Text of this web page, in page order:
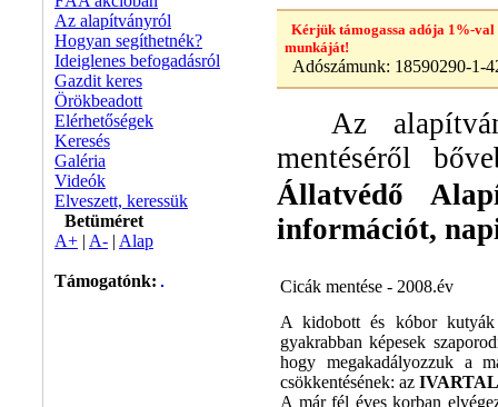
Az alapítványról
Hogyan segíthetnék?
Ideiglenes befogadásról
Gazdit keres
Örökbeadott
Elérhetőségek
Keresés
Galéria
Videók
Elveszett, keressük
Betüméret
A+ | A- | Alap
Támogatónk:
Kérjük támogassa adója 1%-
munkáját!
Adószámunk: 18590290-1-
Az
mentéséről
Állatvédő
információt,
Cicák mentése - 2008.év
A kidobott és kóbor kutyák
gyakrabban képesek
hogy megakadályozzuk a
csökkentésének: az
A már fél éves korban